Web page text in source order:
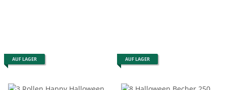
AUF LAGER AUF LAGER